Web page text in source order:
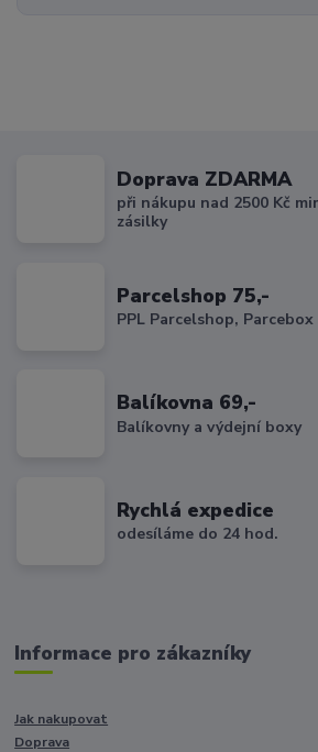
Doprava ZDARMA
při nákupu nad 2500 Kč
zásilky
Parcelshop 75,-
PPL Parcelshop, Parcebox
Balíkovna 69,-
Balíkovny a výdejní boxy
Rychlá expedice
odesíláme do 24 hod.
Informace pro zákazníky
Jak nakupovat
Doprava